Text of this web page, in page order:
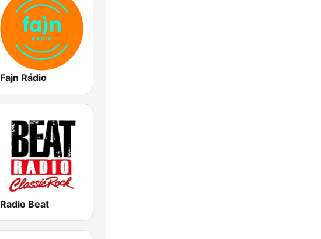
Fajn Rádio
Radio Beat